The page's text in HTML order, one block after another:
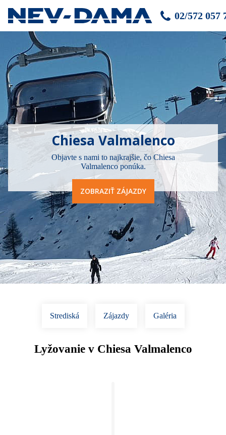
02/572 057
Chiesa Valmalenco
Objavte s nami to najkrajšie, čo Chiesa
Valmalenco ponúka.
ZOBRAZIŤ ZÁJAZDY
Strediská Zájazdy Galéria
Lyžovanie v Chiesa Valmalenco